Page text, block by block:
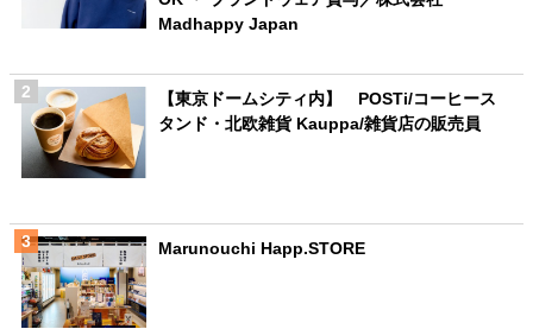
Madhappy Japan
【東京ドームシティ内】 POSTi/コーヒース
タンド・北欧雑貨 Kauppa/雑貨店の販売員
Marunouchi Happ.STORE